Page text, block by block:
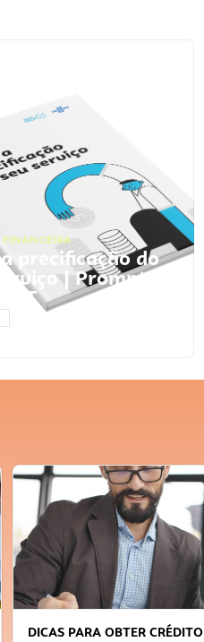
FINANCEIRA
a precificação do
| Prompts
DICAS PARA OBTER CRÉDITO